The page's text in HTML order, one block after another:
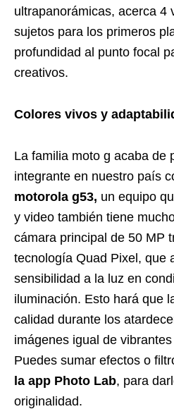
ultrapanorámicas, acerca 4
sujetos para los primeros
profundidad al punto focal
creativos.
Colores vivos y
La familia moto g acaba de
integrante en nuestro país
motorola g53, un equipo
y video también tiene
cámara principal de 50 MP
tecnología Quad Pixel, que
sensibilidad a la luz en
iluminación. Esto hará que
calidad durante los
imágenes igual de
Puedes sumar efectos o
la app Photo Lab, para
originalidad.